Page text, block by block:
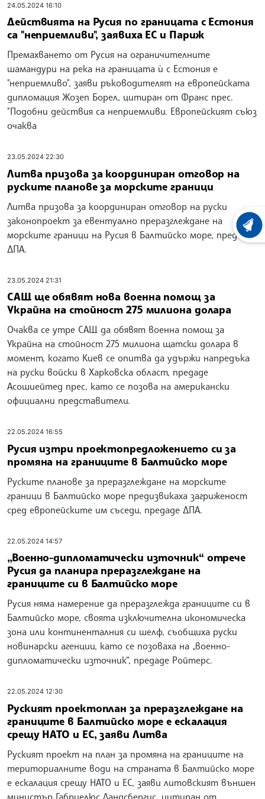
24.05.2024 16:10
Действията на Русия по границата с Естония
са "неприемливи", заявиха ЕС и Париж
Премахването от Русия на ограничителните
шамандури на река на границата ѝ с Естония е
"неприемливо", заяви ръководителят на европейската
дипломация Жозеп Борел, цитиран от Франс прес.
"Подобни действия са неприемливи. Европейският съюз
очаква
23.05.2024 22:30
Литва призова за координиран отговор на
руските планове за морските граници
Литва призова за координиран отговор на руски
законопроект за евентуално преразглеждане на
морските граници на Русия в Балтийско море, предаде
ДПА.
23.05.2024 21:31
САЩ ще обявят нова военна помощ за
Украйна на стойност 275 милиона долара
Очаква се утре САЩ да обявят военна помощ за
Украйна на стойност 275 милиона щатски долара в
момент, когато Киев се опитва да удържи напредъка
на руски войски в Харковска област, предаде
Асошиейтед прес, като се позова на американски
официални представители.
22.05.2024 16:55
Русия изтри проектопредложението си за
промяна на границите в Балтийско море
Руските планове за преразглеждане на морските
граници в Балтийско море предизвикаха загриженост
сред европейските им съседи, предаде ДПА.
22.05.2024 14:57
„Военно-дипломатически източник“ отрече
Русия да планира преразглеждане на
границите си в Балтийско море
Русия няма намерение да преразглежда границите си в
Балтийско море, своята изключителна икономическа
зона или континенталния си шелф, съобщиха руски
новинарски агенции, като се позоваха на „военно-
дипломатически източник“, предаде Ройтерс.
22.05.2024 12:30
Руският проектоплан за преразглеждане на
границите в Балтийско море е ескалация
срещу НАТО и ЕС, заяви Литва
Руският проект на план за промяна на границите на
териториалните води на страната в Балтийско море
е ескалация срещу НАТО и ЕС, заяви литовският външен
министър Габриелюс Ландсбергис, цитиран от